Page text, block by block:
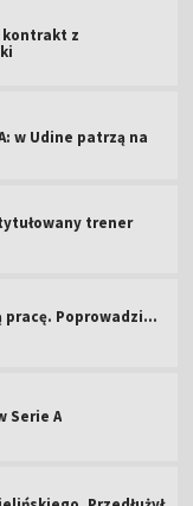
kontrakt z
w Udine patrzą na
trener
pracę. Poprowadzi...
Serie A